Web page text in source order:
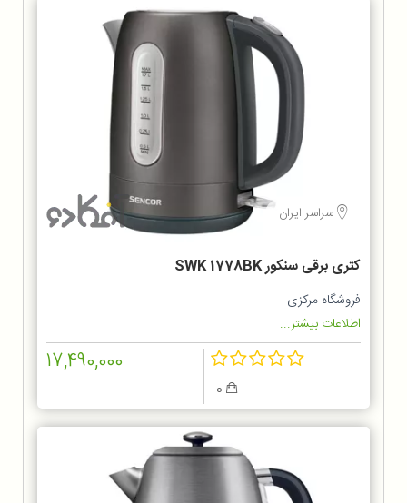
سراسر ایران
کتری برقی سنکور SWK 1778BK
فروشگاه مرکزی
اطلاعات بیشتر...
17,490,000